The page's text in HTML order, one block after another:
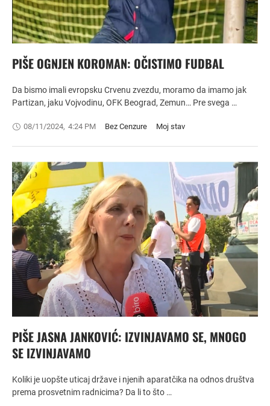
PIŠE OGNJEN KOROMAN: OČISTIMO FUDBAL
Da bismo imali evropsku Crvenu zvezdu, moramo da imamo jak
Partizan, jaku Vojvodinu, OFK Beograd, Zemun… Pre svega …
08/11/2024, 4:24 PM Bez Cenzure Moj stav
PIŠE JASNA JANKOVIĆ: IZVINJAVAMO SE, MNOGO
SE IZVINJAVAMO
Koliki je uopšte uticaj države i njenih aparatčika na odnos društva
prema prosvetnim radnicima? Da li to što …